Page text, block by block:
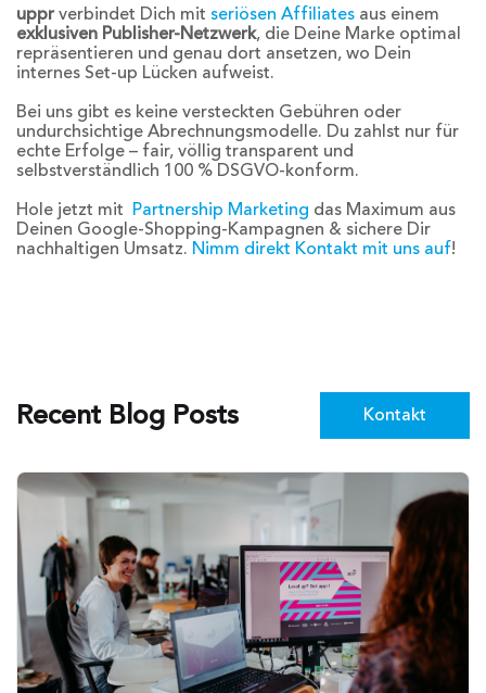
upprverbindet Dich mit seriösen Affiliates aus einem
exklusiven Publisher-Netzwerk, die Deine Marke optimal
repräsentieren und genau dort ansetzen, wo Dein
internes Set-up Lücken aufweist.
Bei uns gibt es keine versteckten Gebühren oder
undurchsichtige Abrechnungsmodelle. Du zahlst nur für
echte Erfolge – fair, völlig transparent und
selbstverständlich 100 % DSGVO-konform.
Hole jetzt mit Partnership Marketing das Maximum aus
Deinen Google-Shopping-Kampagnen & sichere Dir
nachhaltigen Umsatz. Nimm direkt Kontakt mit uns auf!
Recent Blog Posts Kontakt